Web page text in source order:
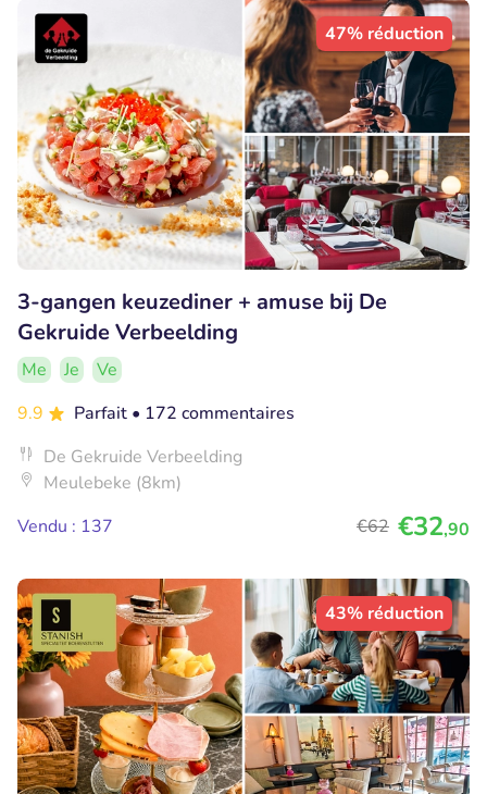
47% réduction
3-gangen keuzediner + amuse bij De
Gekruide Verbeelding
Me Je
Ve
9.9
Parfait • 172 commentaires
De Gekruide Verbeelding
Meulebeke (8km)
Vendu : 137
€62 €32,90
43% réduction